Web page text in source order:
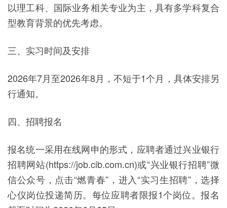
以理工科、国际业务相关专业为主，具有多学科复合
型教育背景的优先考虑。
三、实习时间及安排
2026年7月至2026年8月，不短于1个月，具体安排另
行通知。
四、招聘报名
报名统一采用在线网申的形式，应聘者通过兴业银行
招聘网站(https://job.cib.com.cn)或“兴业银行招聘”微
信公众号，点击“燃青春”，进入“实习生招聘”，选择
心仪岗位投递简历。每位应聘者限报1个岗位。报名